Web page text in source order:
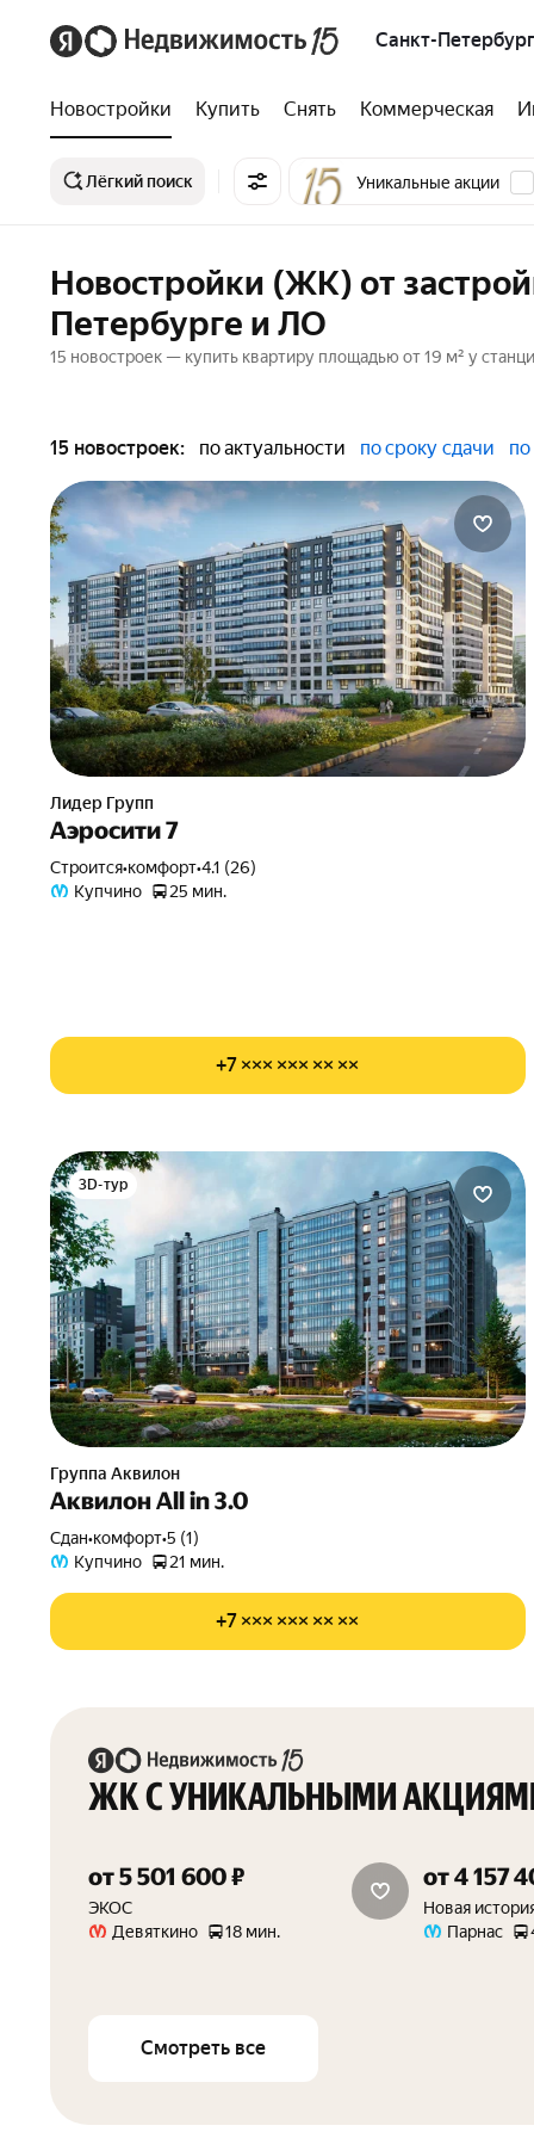
Санкт-
Новостройки Купить Снять Коммерческая
Лёгкий поиск Уникальные акции
Новостройки (ЖК) от
Петербурге и ЛО
15 новостроек — купить квартиру площадью от 19 м² у
15 новостроек: по актуальности по сроку сдачи
Лидер Групп
Аэросити 7
Строится•комфорт•4.1 (26)
Купчино
25 мин.
+7 ××× ××× ×× ××
3D-тур
Группа Аквилон
Аквилон All in 3.0
Сдан•комфорт•5 (1)
Купчино
21 мин.
+7 ××× ××× ×× ××
ЖК С УНИКАЛЬНЫМИ
выгода до 900 000 руб.
от 5 501 600 ₽
ЭКОС
Девяткино
18 мин.
скидка 20%
от 4 157
Новая
Парнас
Смотреть все